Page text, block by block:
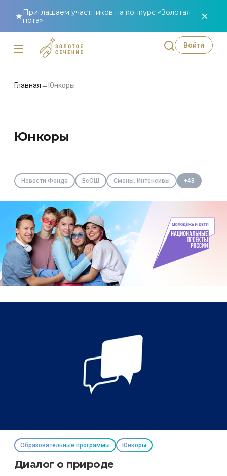
Приглашаем участников на конкурс «Золотая
нота»
Войти
Главная → Юнкоры
Юнкоры
Новости Фонда ВсОШ Смены. Интенсивы +48
Образовательные программы Юнкоры
Диалог о природе